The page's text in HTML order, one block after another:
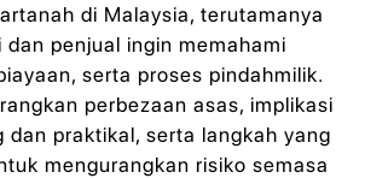
di Malaysia, terutamanya
dan penjual ingin memahami
serta proses pindahmilik.
perbezaan asas, implikasi
dan praktikal, serta langkah yang
mengurangkan risiko semasa